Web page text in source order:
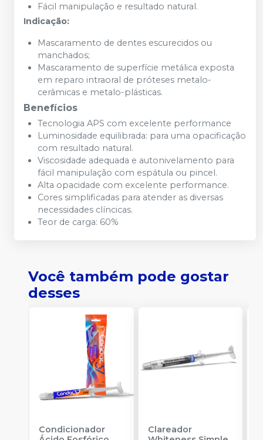
Fácil manipulação e resultado natural.
Indicação:
Mascaramento de dentes escurecidos ou
manchados;
Mascaramento de superfície metálica exposta
em reparo intraoral de próteses metalo-
cerâmicas e metalo-plásticas.
Benefícios
Tecnologia APS com excelente performance
Luminosidade equilibrada: para uma opacificação
com resultado natural.
Viscosidade adequada e autonivelamento para
fácil manipulação com espátula ou pincel.
Alta opacidade com excelente performance.
Cores simplificadas para atender as diversas
necessidades clíncicas.
Teor de carga: 60%
Você também pode gostar
desses
Condicionador
Clareador